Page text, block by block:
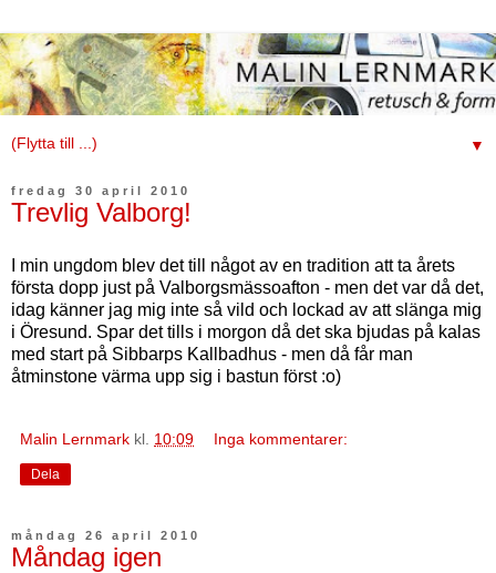
▼
fredag 30 april 2010
Trevlig Valborg!
I min ungdom blev det till något av en tradition att ta årets
första dopp just på Valborgsmässoafton - men det var då det,
idag känner jag mig inte så vild och lockad av att slänga mig
i Öresund. Spar det tills i morgon då det ska bjudas på kalas
med start på Sibbarps Kallbadhus - men då får man
åtminstone värma upp sig i bastun först :o)
Malin Lernmark kl. 10:09 Inga kommentarer:
Dela
måndag 26 april 2010
Måndag igen